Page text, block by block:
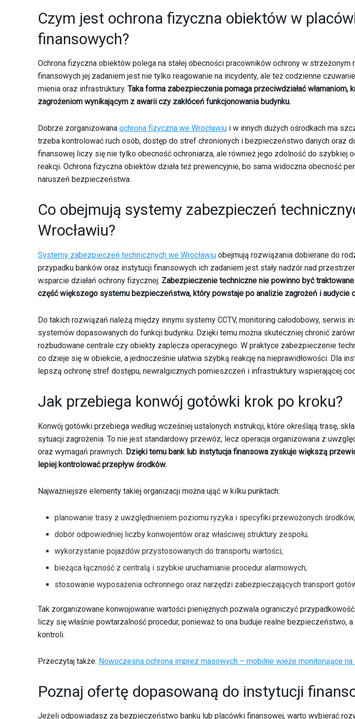
Czym jest ochrona fizyczna obiektów w
finansowych?
Ochrona fizyczna obiektów polega na stałej obecności pracowników ochrony w strzeżonym
finansowych jej zadaniem jest nie tylko reagowanie na incydenty, ale też codzienne
mienia oraz infrastruktury. Taka forma zabezpieczenia pomaga przeciwdziałać włamaniom,
zagrożeniom wynikającym z awarii czy zakłóceń funkcjonowania budynku.
Dobrze zorganizowana ochrona fizyczna we Wrocławiu i w innych dużych ośrodkach ma
trzeba kontrolować ruch osób, dostęp do stref chronionych i bezpieczeństwo danych oraz
finansowej liczy się nie tylko obecność ochroniarza, ale również jego zdolność do szybkiej
reakcji. Ochrona fizyczna obiektów działa też prewencyjnie, bo sama widoczna obecność
naruszeń bezpieczeństwa.
Co obejmują systemy zabezpieczeń
Wrocławiu?
Systemy zabezpieczeń technicznych we Wrocławiu obejmują rozwiązania dobierane do
przypadku banków oraz instytucji finansowych ich zadaniem jest stały nadzór nad
wsparcie działań ochrony fizycznej. Zabezpieczenie techniczne nie powinno być
część większego systemu bezpieczeństwa, który powstaje po analizie zagrożeń i audycie
Do takich rozwiązań należą między innymi systemy CCTV, monitoring całodobowy, serwis
systemów dopasowanych do funkcji budynku. Dzięki temu można skuteczniej chronić
rozbudowane centrale czy obiekty zaplecza operacyjnego. W praktyce zabezpieczenie
co dzieje się w obiekcie, a jednocześnie ułatwia szybką reakcję na nieprawidłowości. Dla
lepszą ochronę stref dostępu, newralgicznych pomieszczeń i infrastruktury wspierającej
Jak przebiega konwój gotówki krok po kroku?
Konwój gotówki przebiega według wcześniej ustalonych instrukcji, które określają trasę,
sytuacji zagrożenia. To nie jest standardowy przewóz, lecz operacja organizowana z
oraz wymagań prawnych. Dzięki temu bank lub instytucja finansowa zyskuje większą
lepiej kontrolować przepływ środków.
Najważniejsze elementy takiej organizacji można ująć w kilku punktach:
planowanie trasy z uwzględnieniem poziomu ryzyka i specyfiki przewożonych środków;
dobór odpowiedniej liczby konwojentów oraz właściwej struktury zespołu;
wykorzystanie pojazdów przystosowanych do transportu wartości;
bieżąca łączność z centralą i szybkie uruchamianie procedur alarmowych;
stosowanie wyposażenia ochronnego oraz narzędzi zabezpieczających transport
Tak zorganizowane konwojowanie wartości pieniężnych pozwala ograniczyć
liczy się właśnie powtarzalność procedur, ponieważ to ona buduje realne bezpieczeństwo,
kontroli.
Przeczytaj także: Nowoczesna ochrona imprez masowych – mobilne wieże monitorujące
Poznaj ofertę dopasowaną do instytucji
Jeżeli odpowiadasz za bezpieczeństwo banku lub placówki finansowej, warto wybierać